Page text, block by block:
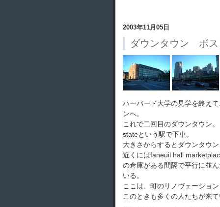
2003年11月05日
ダウンタウン ボス
ハーバード大学の見学を終え
ンへ。
これで二回目のダウンタウン。
stateという駅で下車。
大きさからするとダウンタウ
近くにはfaneuil hall
の倉庫がある間隔で平行に並
いる。
ここは、町のリノヴェーショ
このときも多くの人たちが来